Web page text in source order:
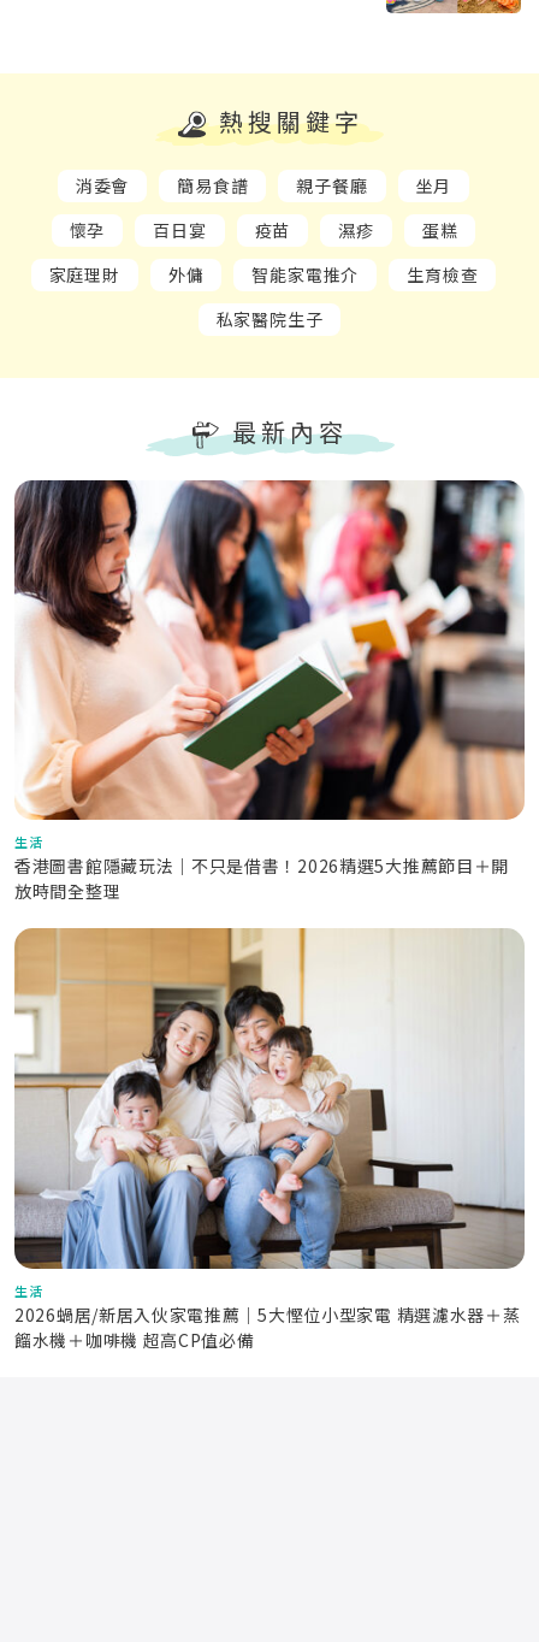
熱搜關鍵字
消委會 簡易食譜 親子餐廳
坐月
懷孕
百日宴 疫苗 濕疹
蛋糕
家庭理財
外傭 智能家電推介
生育檢查
私家醫院生子
最新內容
生活
香港圖書館隱藏玩法｜不只是借書！2026精選5大推薦節目＋開
放時間全整理
生活
2026蝸居/新居入伙家電推薦｜5大慳位小型家電 精選濾水器＋蒸
餾水機＋咖啡機 超高CP值必備